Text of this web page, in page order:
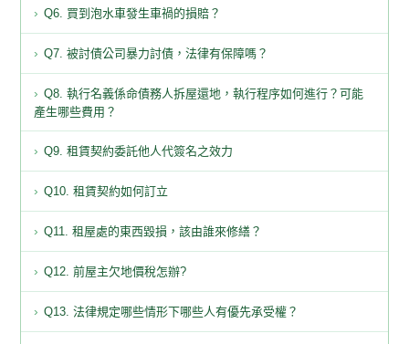
Q6. 買到泡水車發生車禍的損賠？
Q7. 被討債公司暴力討債，法律有保障嗎？
Q8. 執行名義係命債務人拆屋還地，執行程序如何進行？可能
產生哪些費用？
Q9. 租賃契約委託他人代簽名之效力
Q10. 租賃契約如何訂立
Q11. 租屋處的東西毀損，該由誰來修繕？
Q12. 前屋主欠地價稅怎辦?
Q13. 法律規定哪些情形下哪些人有優先承受權？